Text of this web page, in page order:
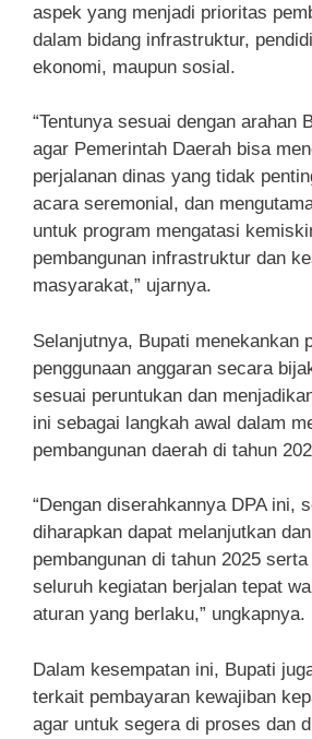
aspek yang menjadi prioritas
dalam bidang infrastruktur,
ekonomi, maupun sosial.
“Tentunya sesuai dengan arahan
agar Pemerintah Daerah bisa
perjalanan dinas yang tidak
acara seremonial, dan
untuk program mengatasi
pembangunan infrastruktur dan
masyarakat,” ujarnya.
Selanjutnya, Bupati menekankan
penggunaan anggaran secara
sesuai peruntukan dan
ini sebagai langkah awal dalam
pembangunan daerah di tahun
“Dengan diserahkannya DPA ini,
diharapkan dapat melanjutkan
pembangunan di tahun 2025
seluruh kegiatan berjalan tepat
aturan yang berlaku,” ungkapnya.
Dalam kesempatan ini, Bupati
terkait pembayaran kewajiban
agar untuk segera di proses dan